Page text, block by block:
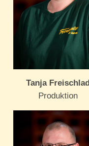
Tanja Freischlad
Produktion